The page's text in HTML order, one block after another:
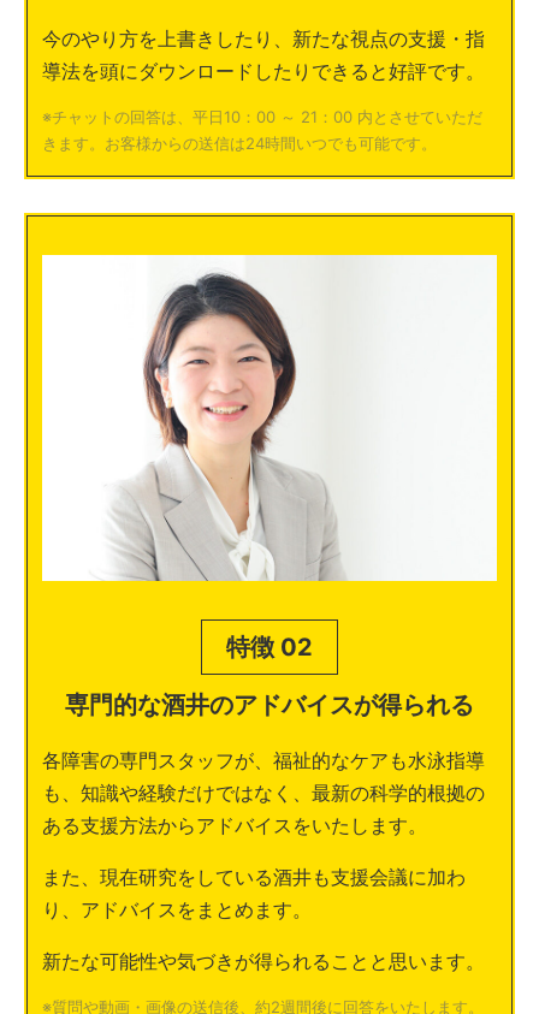
今のやり方を上書きしたり、新たな視点の支援・指
導法を頭にダウンロードしたりできると好評です。
※チャットの回答は、平日10：00 ～ 21：00 内とさせていただ
きます。お客様からの送信は24時間いつでも可能です。
特徴 02
専門的な酒井のアドバイスが得られる
各障害の専門スタッフが、福祉的なケアも水泳指導
も、知識や経験だけではなく、最新の科学的根拠の
ある支援方法からアドバイスをいたします。
また、現在研究をしている酒井も支援会議に加わ
り、アドバイスをまとめます。
新たな可能性や気づきが得られることと思います。
※質問や動画・画像の送信後、約2週間後に回答をいたします。